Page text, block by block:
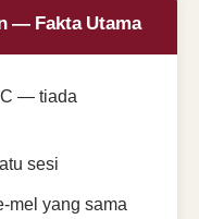
— Fakta Utama
— tiada
sesi
mel yang sama